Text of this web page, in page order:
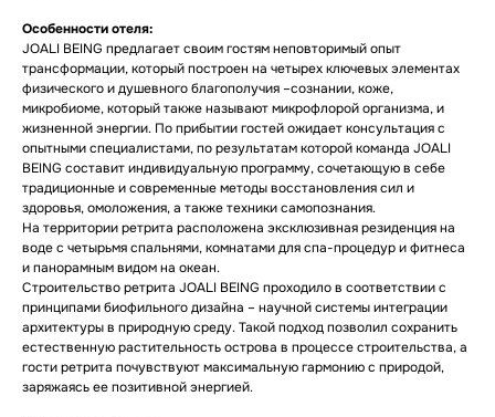
Особенности отеля:
JOALI BEING предлагает своим гостям неповторимый опыт
трансформации, который построен на четырех ключевых элементах
физического и душевного благополучия –сознании, коже,
микробиоме, который также называют микрофлорой организма, и
жизненной энергии. По прибытии гостей ожидает консультация с
опытными специалистами, по результатам которой команда JOALI
BEING составит индивидуальную программу, сочетающую в себе
традиционные и современные методы восстановления сил и
здоровья, омоложения, а также техники самопознания.
На территории ретрита расположена эксклюзивная резиденция на
воде с четырьмя спальнями, комнатами для спа-процедур и фитнеса
и панорамным видом на океан.
Строительство ретрита JOALI BEING проходило в соответствии с
принципами биофильного дизайна – научной системы интеграции
архитектуры в природную среду. Такой подход позволил сохранить
естественную растительность острова в процессе строительства, а
гости ретрита почувствуют максимальную гармонию с природой,
заряжаясь ее позитивной энергией.